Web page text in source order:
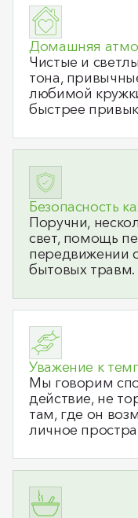
Домашняя
Чистые и
тона,
любимой
быстрее
Безопасность
Поручни,
свет, помощь
передвижении
бытовых травм.
Уважение к
Мы говорим
действие, не
там, где он
личное